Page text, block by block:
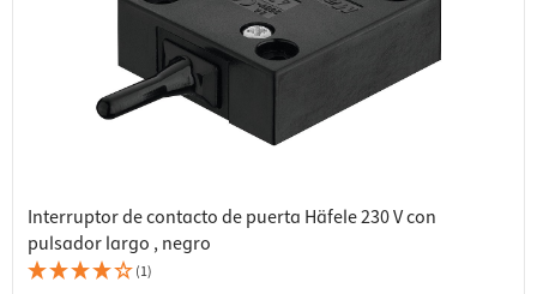
Interruptor de contacto de puerta Häfele 230 V con
pulsador largo , negro
(1)